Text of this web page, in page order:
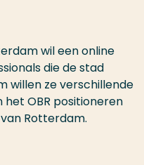
wil een online
die de stad
willen ze verschillende
OBR positioneren
Rotterdam.